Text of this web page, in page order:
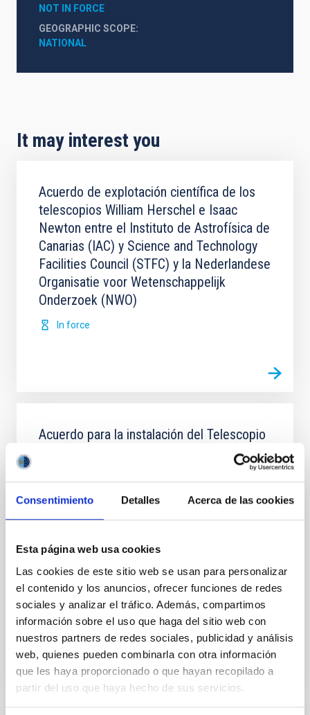
Consentimiento Detalles Acerca de las cookies
Esta página web usa cookies
Las cookies de este sitio web se usan para personalizar
el contenido y los anuncios, ofrecer funciones de redes
sociales y analizar el tráfico. Además, compartimos
información sobre el uso que haga del sitio web con
nuestros partners de redes sociales, publicidad y análisis
web, quienes pueden combinarla con otra información
que les haya proporcionado o que hayan recopilado a
partir del uso que haya hecho de sus servicios.
NOT IN FORCE
GEOGRAPHIC SCOPE
NATIONAL
It may interest you
Acuerdo de explotación científica de los
telescopios William Herschel e Isaac
Newton entre el Instituto de Astrofísica de
Canarias (IAC) y Science and Technology
Facilities Council (STFC) y la Nederlandese
Organisatie voor Wetenschappelijk
Onderzoek (NWO)
In force
Acuerdo para la instalación del Telescopio
Observatorio del Roque de los Muchachos
Observatory LLC
en el ORM, su futura operación y, cuando así se
restauración del emplazamiento
In-force date 03/29/2017-03/29/2021
Not in force